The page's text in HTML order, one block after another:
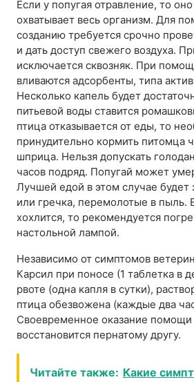
Если у попугая отравление, то
охватывает весь организм. Для
созданию требуется срочно
и дать доступ свежего воздуха.
исключается сквозняк. При
вливаются адсорбенты, типа
Несколько капель будет
питьевой воды ставится
птица отказывается от еды, то
принудительно кормить питомца
шприца. Нельзя допускать
часов подряд. Попугай может
Лучшей едой в этом случае будет
или гречка, перемолотые в пыль.
хохлится, то рекомендуется
настольной лампой.
Независимо от симптомов
Карсил при поносе (1 таблетка в
рвоте (одна капля в сутки),
птица обезвожена (каждые два
Своевременное оказание помощи
восстановится пернатому другу.
Читайте также: Какие